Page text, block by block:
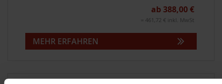
ab 388,00 €
= 461,72 € inkl. MwSt
MEHR ERFAHREN